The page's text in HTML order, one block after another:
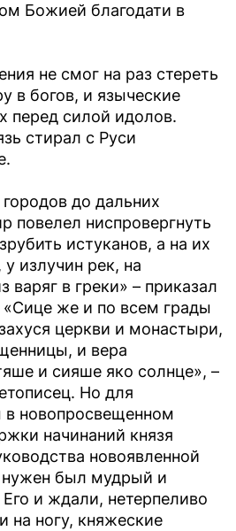
Божией благодати в
не смог на раз стереть
в богов, и языческие
перед силой идолов.
стирал с Руси
до дальних
повелел ниспровергнуть
истуканов, а на их
излучин рек, на
варяг в греки» – приказал
«Сице же и по всем грады
церкви и монастыри,
и вера
и сияше яко солнце», –
Но для
новопросвещенном
начинаний князя
новоявленной
был мудрый и
и ждали, нетерпеливо
на ногу, княжеские